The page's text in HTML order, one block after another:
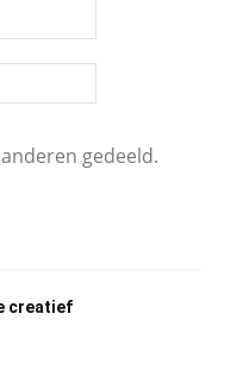
gedeeld.
creatief